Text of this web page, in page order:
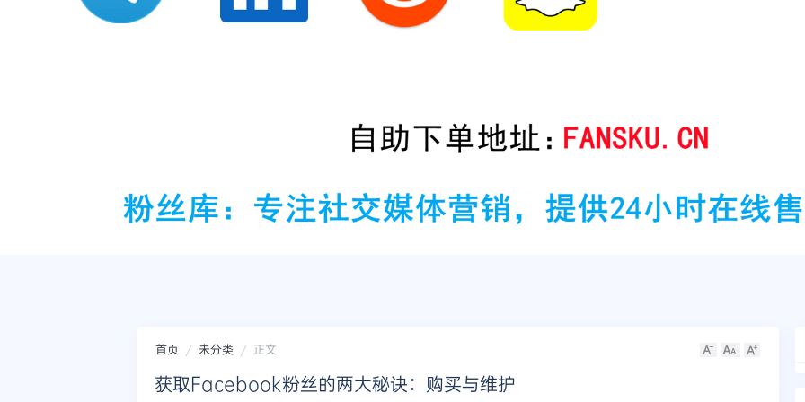
首页 未分类 正文
获取Facebook粉丝的两大秘诀：购买与维护